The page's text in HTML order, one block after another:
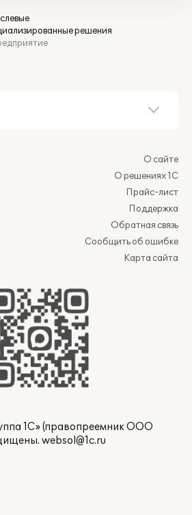
решения
О сайте
О решениях 1С
Прайс-лист
Поддержка
Обратная связь
Сообщить об ошибке
Карта сайта
1С» (правопреемник ООО
websol@1c.ru